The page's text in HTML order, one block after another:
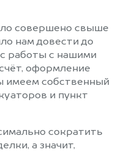
совершено свыше
нам довести до
работы с нашими
оформление
имеем собственный
и пункт
сократить
а значит,